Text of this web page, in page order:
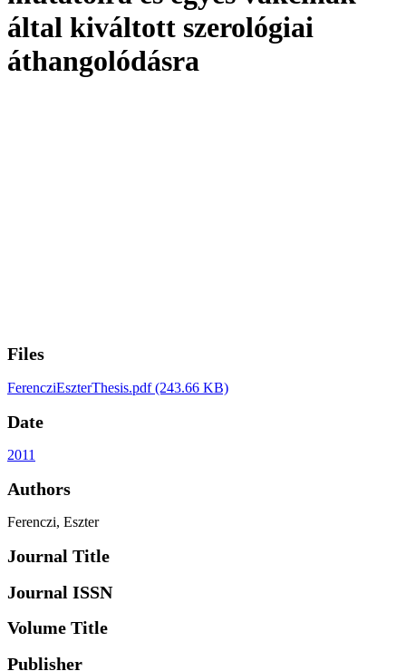
által kiváltott szerológiai
áthangolódásra
Files
FerencziEszterThesis.pdf(243.66 KB)
Date
2011
Authors
Ferenczi, Eszter
Journal Title
Journal ISSN
Volume Title
Publisher